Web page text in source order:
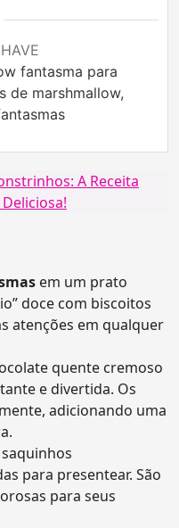
fantasma para
de marshmallow,
A Receita
em um prato
doce com biscoitos
atenções em qualquer
quente cremoso
e divertida. Os
adicionando uma
para presentear. São
para seus